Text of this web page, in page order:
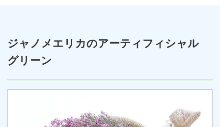
ジャノメエリカのアーティフィシャル
グリーン